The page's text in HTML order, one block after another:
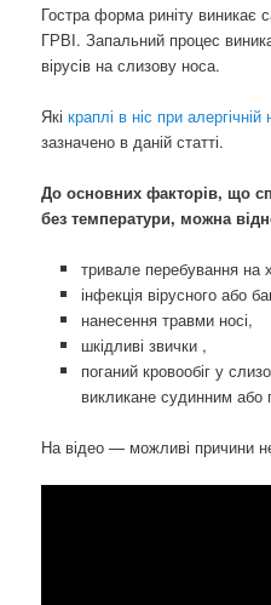
Гостра форма риніту виникає
ГРВІ. Запальний процес
вірусів на слизову носа.
Якікраплі в ніс при алергічній
зазначено в даній статті.
До основних факторів, що
без температури, можна
тривале перебування на
інфекція вірусного або
нанесення травми носі,
шкідливі звички ,
поганий кровообіг у
викликане судинним
На відео — можливі причини